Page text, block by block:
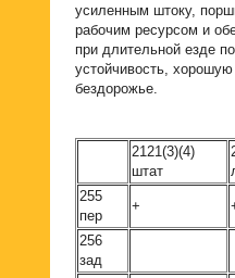
усиленным штоку,
рабочим ресурсом и
при длительной езде
устойчивость,
бездорожье.
2121(3)(4)
штат
255
пер
+
256
зад